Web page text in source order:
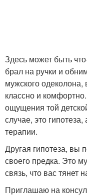
Здесь может быть
брал на ручки и
мужского
классно и
ощущения той
случае, это
терапии.
Другая гипотеза, вы
своего предка. Это
связь, что вас
Приглашаю на